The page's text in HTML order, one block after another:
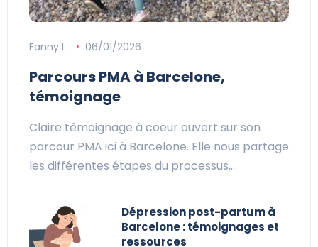
Fanny L. 06/01/2026
Parcours PMA à Barcelone,
témoignage
Claire témoignage à coeur ouvert sur son
parcour PMA ici à Barcelone. Elle nous partage
les différentes étapes du processus,…
Dépression post-partum à
Barcelone : témoignages et
ressources